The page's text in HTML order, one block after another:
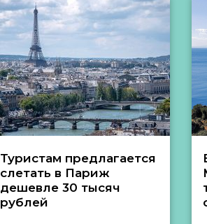
Туристам предлагается
слетать в Париж
дешевле 30 тысяч
рублей